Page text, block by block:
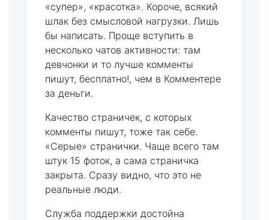
«супер», «красотка». Короче, всякий
шлак без смысловой нагрузки. Лишь
бы написать. Проще вступить в
несколько чатов активности: там
девчонки и то лучше комменты
пишут, бесплатно!, чем в Комментере
за деньги.
Качество страничек, с которых
комменты пишут, тоже так себе.
«Серые» странички. Чаще всего там
штук 15 фоток, а сама страничка
закрыта. Сразу видно, что это не
реальные люди.
Служба поддержки достойна